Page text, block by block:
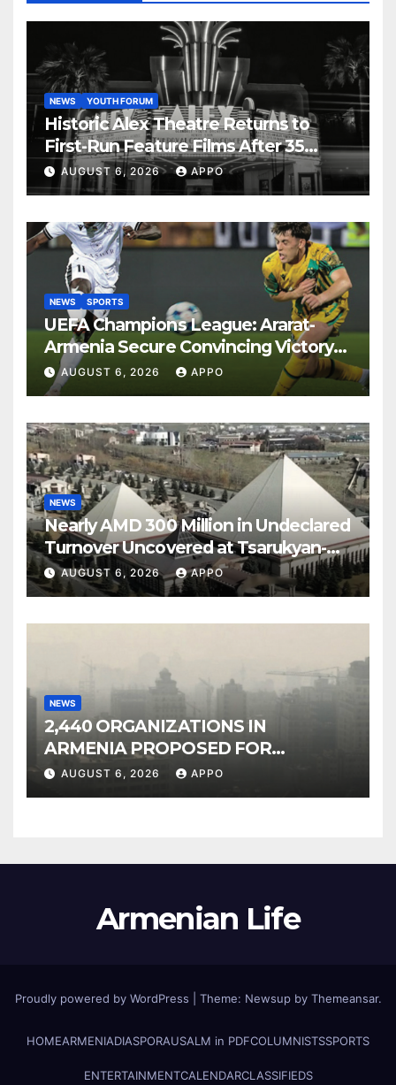
NEWS YOUTH FORUM
Historic Alex Theatre Returns to
First-Run Feature Films After 35
Years
AUGUST 6, 2026 APPO
NEWS SPORTS
UEFA Champions League: Ararat-
Armenia Secure Convincing Victory
Over Shamrock Rovers 2-0
AUGUST 6, 2026 APPO
NEWS
Nearly AMD 300 Million in Undeclared
Turnover Uncovered at Tsarukyan-
Owned Entertainment Center
AUGUST 6, 2026 APPO
NEWS
2,440 ORGANIZATIONS IN
ARMENIA PROPOSED FOR
INCLUSION IN LIST OF AIR
AUGUST 6, 2026 APPO
Armenian Life
Proudly powered by WordPress Theme: Newsup by Themeansar.
HOMEARMENIADIASPORAUSALM in PDFCOLUMNISTSSPORTS
ENTERTAINMENTCALENDARCLASSIFIEDS